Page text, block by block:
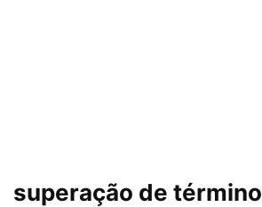
superação de término